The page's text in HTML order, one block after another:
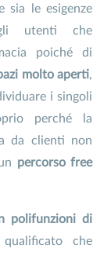
sia le esigenze
utenti che
poiché di
molto aperti,
i singoli
perché la
da clienti non
percorso free
polifunzioni di
che